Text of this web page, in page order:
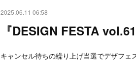
2025.06.11 06:58
『DESIGN FESTA
キャンセル待ちの繰り上げ当選でデザフェ